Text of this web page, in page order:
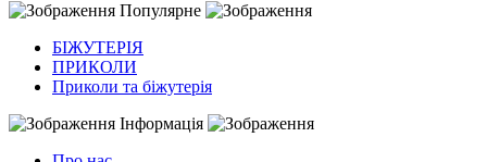
Популярне
БІЖУТЕРІЯ
ПРИКОЛИ
Приколи та біжутерія
Інформація